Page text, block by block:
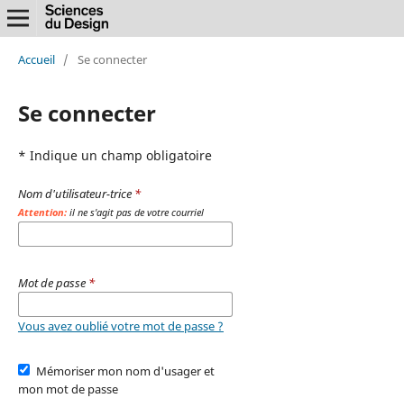
Accueil / Se connecter
Se connecter
* Indique un champ obligatoire
Nom d'utilisateur-trice *
Attention:il ne s'agit pas de votre courriel
Mot de passe *
Vous avez oublié votre mot de passe ?
Mémoriser mon nom d'usager et
mon mot de passe